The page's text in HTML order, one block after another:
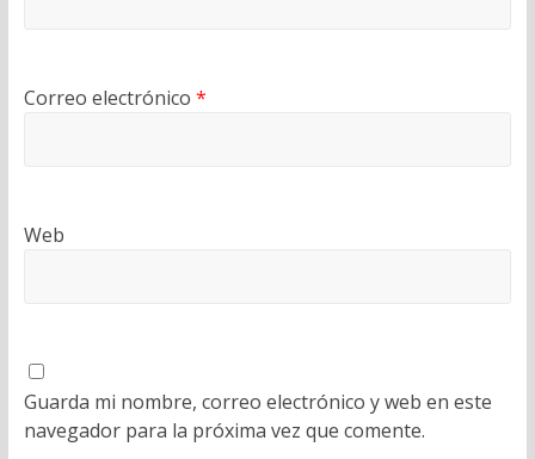
Correo electrónico *
Web
Guarda mi nombre, correo electrónico y web en este
navegador para la próxima vez que comente.